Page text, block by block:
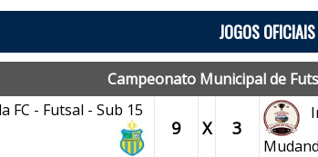
JOGOS OFICIAIS
Campeonato Municipal de
FC - Futsal - Sub 15
9 X 3